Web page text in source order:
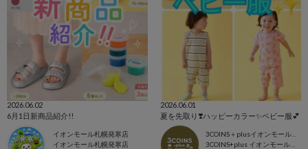
2026.06.02
6月1日新商品紹介!!
イオンモール札幌発寒店
イオンモール札幌発寒店
2026.06.01
夏を先取り❣️ハッピーカラー✨ベビー服💕